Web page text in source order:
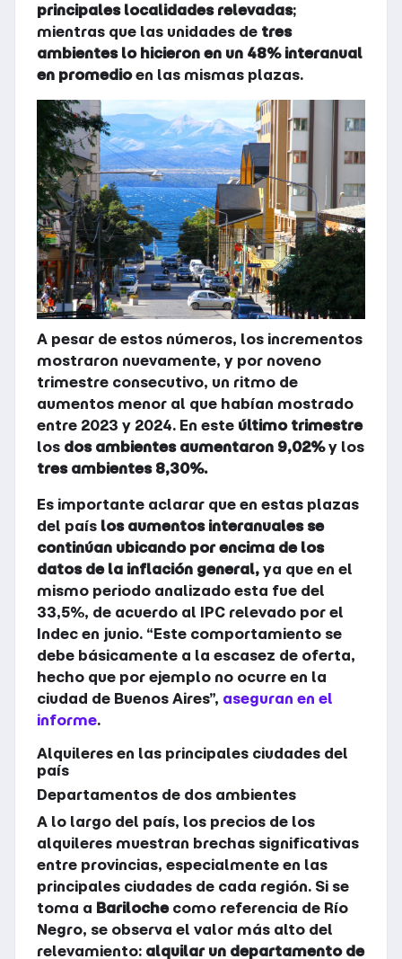
principales localidades relevadas;
mientras que las unidades de tres
ambientes lo hicieron en un 48% interanual
en promedioen las mismas plazas.
A pesar de estos números, los incrementos
mostraron nuevamente, y por noveno
trimestre consecutivo, un ritmo de
aumentos menor al que habían mostrado
entre 2023 y 2024. En este último trimestre
los dos ambientes aumentaron 9,02%y los
tres ambientes 8,30%.
Es importante aclarar que en estas plazas
del país los aumentos interanuales se
continúan ubicando por encima de los
datos de la inflación general, ya que en el
mismo periodo analizado esta fue del
33,5%, de acuerdo al IPC relevado por el
Indec en junio. “Este comportamiento se
debe básicamente a la escasez de oferta,
hecho que por ejemplo no ocurre en la
ciudad de Buenos Aires”, aseguran en el
informe.
Alquileres en las principales ciudades del
país
Departamentos de dos ambientes
A lo largo del país, los precios de los
alquileres muestran brechas significativas
entre provincias, especialmente en las
principales ciudades de cada región. Si se
toma a Bariloche como referencia de Río
Negro, se observa el valor más alto del
relevamiento: alquilar un departamento de